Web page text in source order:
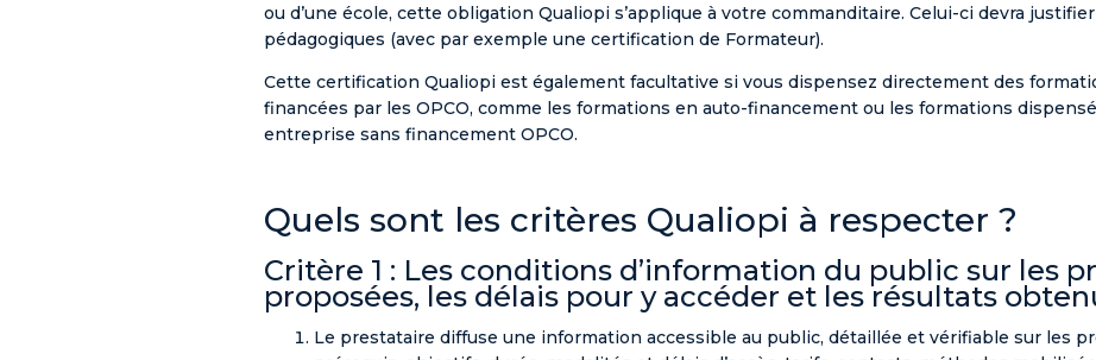
ou d’une école, cette obligation Qualiopi s’applique à votre commanditaire. Celui-ci devra
pédagogiques (avec par exemple une certification de Formateur).
Cette certification Qualiopi est également facultative si vous dispensez directement des
financées par les OPCO, comme les formations en auto-financement ou les formations
entreprise sans financement OPCO.
Quels sont les critères Qualiopi à respecter ?
Critère 1 : Les conditions d’information du public sur les
proposées, les délais pour y accéder et les résultats
Le prestataire diffuse une information accessible au public, détaillée et vérifiable sur les